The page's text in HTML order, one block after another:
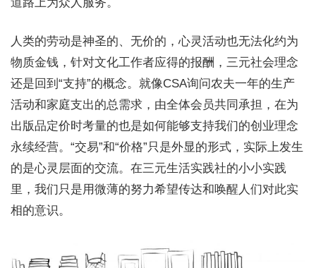
人类的劳动是神圣的、无价的，心灵活动也无法化约为
物质金钱，针对文化工作者应得的报酬，三元社会理念
还是回到“支持”的概念。就像CSA询问农夫一年的生产
活动和家庭支出的总需求，由全体会员共同承担，在为
出版品定价时考量的也是如何能够支持我们的创业理念
永续经营。“交易”和“价格”只是外显的形式，实际上发生
的是心灵层面的交流。在三元生活实践社的小小实践
里，我们只是用微薄的努力希望传达和唤醒人们对此实
相的意识。